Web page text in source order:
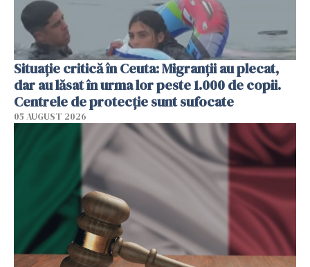
Situație critică în Ceuta: Migranții au plecat,
dar au lăsat în urma lor peste 1.000 de copii.
Centrele de protecție sunt sufocate
05 AUGUST 2026